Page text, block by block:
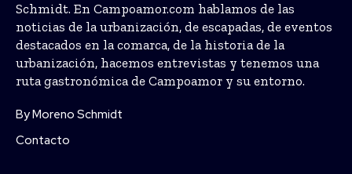
Schmidt. En Campoamor.com hablamos de las
noticias de la urbanización, de escapadas, de eventos
destacados en la comarca, de la historia de la
urbanización, hacemos entrevistas y tenemos una
ruta gastronómica de Campoamor y su entorno.
By Moreno Schmidt
Contacto